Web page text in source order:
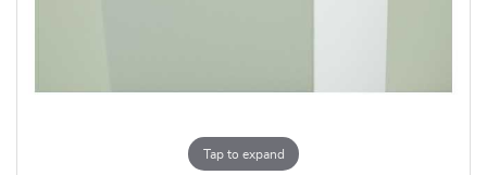
Tap to expand